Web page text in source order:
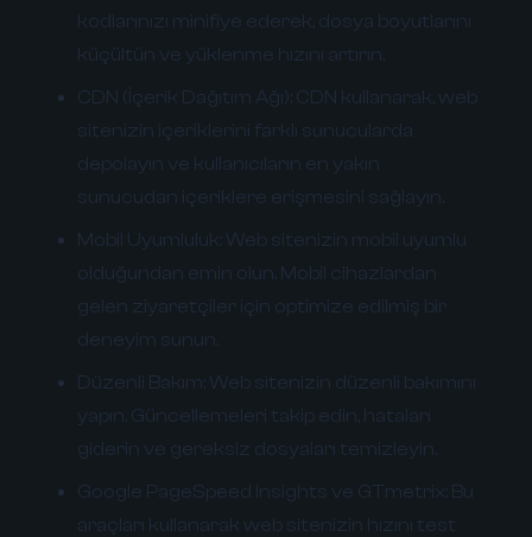
kodlarınızı minifiye ederek, dosya boyutlarını
küçültün ve yüklenme hızını artırın.
CDN (İçerik Dağıtım Ağı): CDN kullanarak, web
sitenizin içeriklerini farklı sunucularda
depolayın ve kullanıcıların en yakın
sunucudan içeriklere erişmesini sağlayın.
Mobil Uyumluluk: Web sitenizin mobil uyumlu
olduğundan emin olun. Mobil cihazlardan
gelen ziyaretçiler için optimize edilmiş bir
deneyim sunun.
Düzenli Bakım: Web sitenizin düzenli bakımını
yapın. Güncellemeleri takip edin, hataları
giderin ve gereksiz dosyaları temizleyin.
Google PageSpeed Insights ve GTmetrix: Bu
araçları kullanarak web sitenizin hızını test